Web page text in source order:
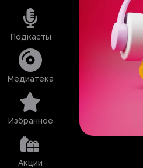
Подкасты
Медиатека
Избранное
Акции